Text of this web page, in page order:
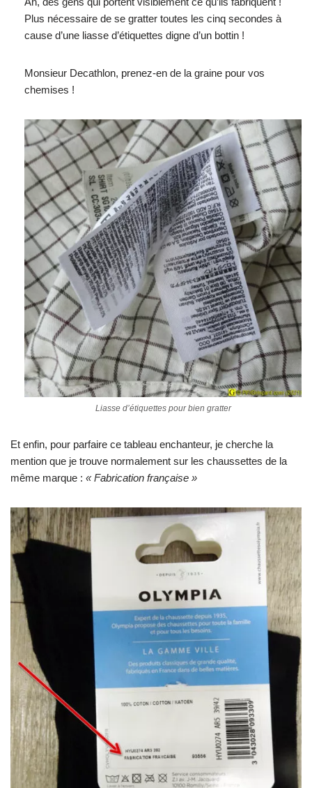
Plus nécessaire de se gratter toutes les cinq secondes à
cause d’une liasse d’étiquettes digne d’un bottin !
Monsieur Decathlon, prenez-en de la graine pour vos
chemises !
Liasse d’étiquettes pour bien gratter
Et enfin, pour parfaire ce tableau enchanteur, je cherche la
mention que je trouve normalement sur les chaussettes de la
même marque : « Fabrication française »